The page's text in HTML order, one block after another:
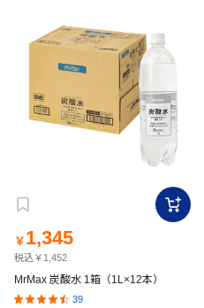
￥ 1,345
税込￥1,452
MrMax 炭酸水 1箱（1L×12本）
39